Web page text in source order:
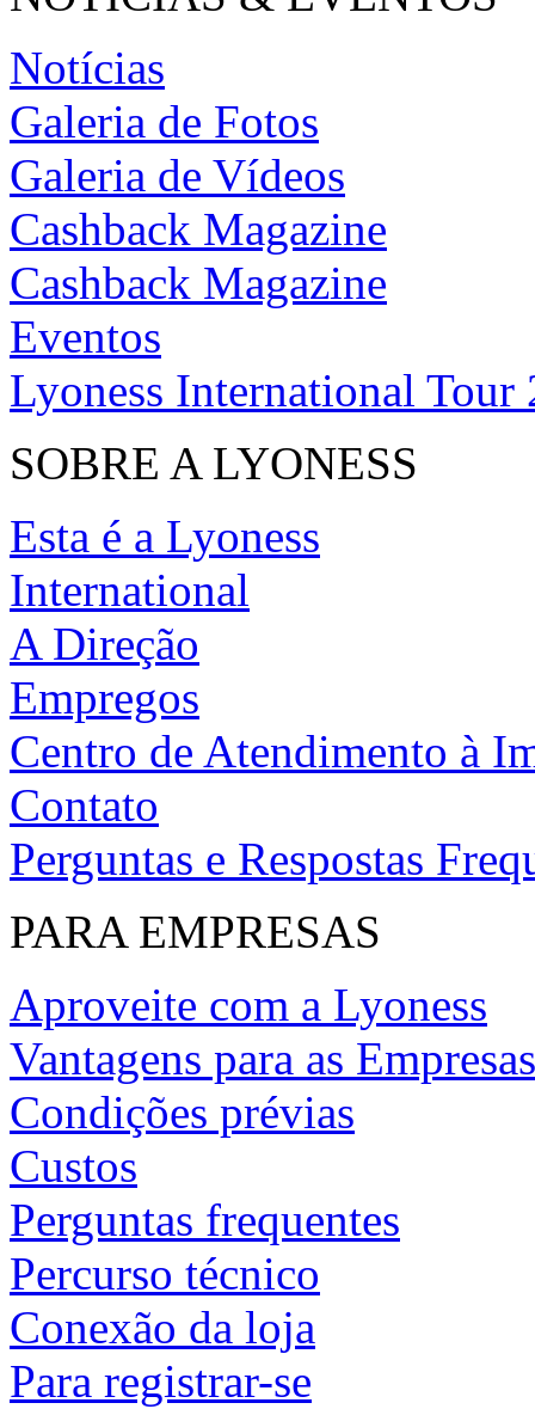
Notícias
Galeria de Fotos
Galeria de Vídeos
Cashback Magazine
Cashback Magazine
Eventos
Lyoness International Tour
SOBRE A LYONESS
Esta é a Lyoness
International
A Direção
Empregos
Centro de Atendimento à
Contato
Perguntas e Respostas
PARA EMPRESAS
Aproveite com a Lyoness
Vantagens para as Empresas
Condições prévias
Custos
Perguntas frequentes
Percurso técnico
Conexão da loja
Para registrar-se